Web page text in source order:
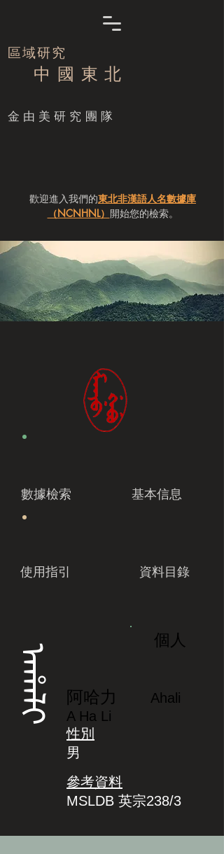
區域研究
中 國 東 北
​金由美研究團隊
歡迎進入我們的東北非漢語人名數據庫
（NCNHNL） 開始您的檢索。
數據檢索 基本信息
使用指引 資料目錄
ᠠᡥᠠᠯᡳ
個人
阿哈力
Ahali
A Ha Li
性別
男
參考資料
MSLDB 英宗238/3